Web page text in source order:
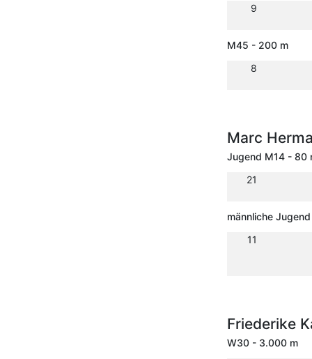
9
M45 - 200 m
8
Marc
Jugend M14 - 80
21
männliche
11
Friederike
W30 - 3.000 m